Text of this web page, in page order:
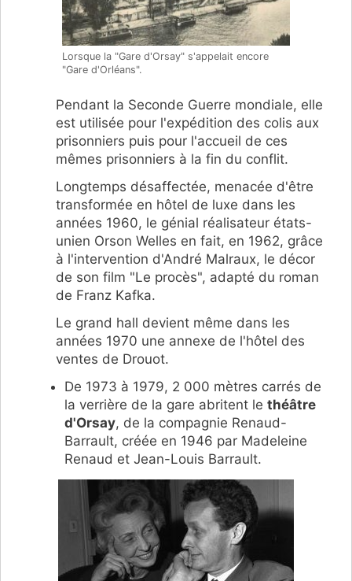
Lorsque la "Gare d'Orsay" s'appelait encore
"Gare d'Orléans".
Pendant la Seconde Guerre mondiale, elle
est utilisée pour l'expédition des colis aux
prisonniers puis pour l'accueil de ces
mêmes prisonniers à la fin du conflit.
Longtemps désaffectée, menacée d'être
transformée en hôtel de luxe dans les
années 1960, le génial réalisateur états-
unien Orson Welles en fait, en 1962, grâce
à l'intervention d'André Malraux, le décor
de son film "Le procès", adapté du roman
de Franz Kafka.
Le grand hall devient même dans les
années 1970 une annexe de l'hôtel des
ventes de Drouot.
De 1973 à 1979, 2 000 mètres carrés de
la verrière de la gare abritent le théâtre
d'Orsay, de la compagnie Renaud-
Barrault, créée en 1946 par Madeleine
Renaud et Jean-Louis Barrault.